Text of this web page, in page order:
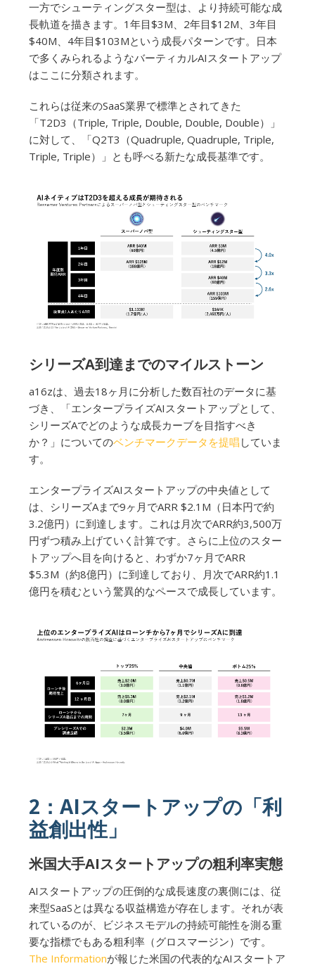
一方でシューティングスター型は、より持続可能な成
長軌道を描きます。1年目$3M、2年目$12M、3年目
$40M、4年目$103Mという成長パターンです。日本
で多くみられるようなバーティカルAIスタートアップ
はここに分類されます。
これらは従来のSaaS業界で標準とされてきた
「T2D3（Triple, Triple, Double, Double, Double）」
に対して、「Q2T3（Quadruple, Quadruple, Triple,
Triple, Triple）」とも呼べる新たな成長基準です。
シリーズA到達までのマイルストーン
a16zは、過去18ヶ月に分析した数百社のデータに基
づき、「エンタープライズAIスタートアップとして、
シリーズAでどのような成長カーブを目指すべき
か？」についてのベンチマークデータを提唱 していま
す。
エンタープライズAIスタートアップの中央値として
は、シリーズAまで9ヶ月でARR $2.1M（日本円で約
3.2億円）に到達します。これは月次でARR約3,500万
円ずつ積み上げていく計算です。さらに上位のスター
トアップへ目を向けると、わずか7ヶ月でARR
$5.3M（約8億円）に到達しており、月次でARR約1.1
億円を積むという驚異的なペースで成長しています。
2：AIスタートアップの「利
益創出性」
米国大手AIスタートアップの粗利率実態
AIスタートアップの圧倒的な成長速度の裏側には、従
来型SaaSとは異なる収益構造が存在します。それが表
れているのが、ビジネスモデルの持続可能性を測る重
要な指標でもある粗利率（グロスマージン）です。
The Informationが報じた米国の代表的なAIスタートア